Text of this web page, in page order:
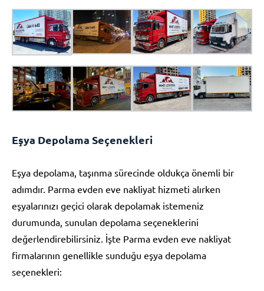
Eşya Depolama Seçenekleri
Eşya depolama, taşınma sürecinde oldukça önemli bir
adımdır. Parma evden eve nakliyat hizmeti alırken
eşyalarınızı geçici olarak depolamak istemeniz
durumunda, sunulan depolama seçeneklerini
değerlendirebilirsiniz. İşte Parma evden eve nakliyat
firmalarının genellikle sunduğu eşya depolama
seçenekleri: